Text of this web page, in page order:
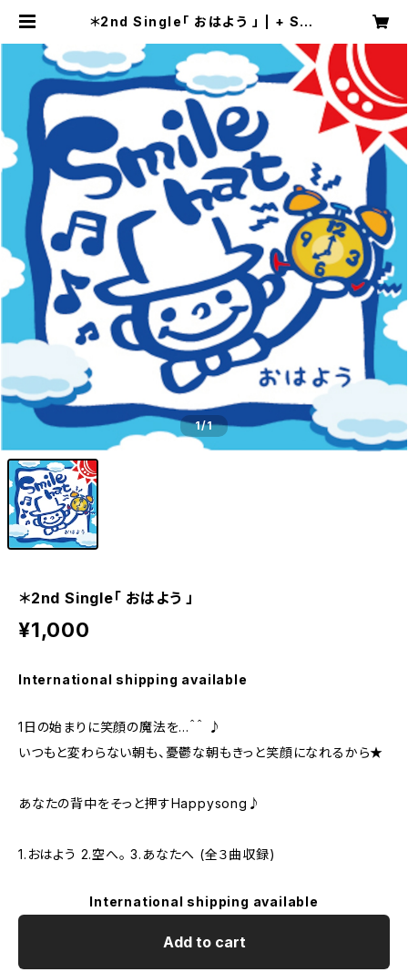
＊2nd Single「 おはよう 」 | + Smi
1/1
＊2nd Single「 おはよう 」
¥1,000
International shipping available
1日の始まりに笑顔の魔法を…＾＾ ♪
いつもと変わらない朝も、憂鬱な朝もきっと笑顔になれるから★
あなたの背中をそっと押すHappysong♪
1.おはよう 2.空へ。 3.あなたへ (全３曲収録)
International shipping available
Add to cart